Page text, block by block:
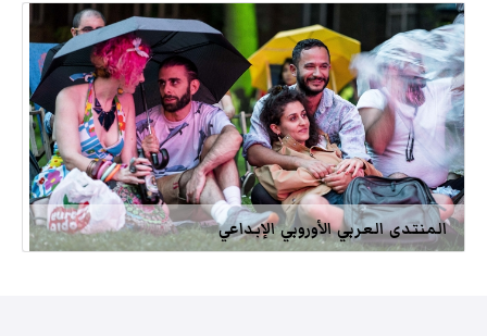
المنتدى العربي الأوروبي الإبداعي